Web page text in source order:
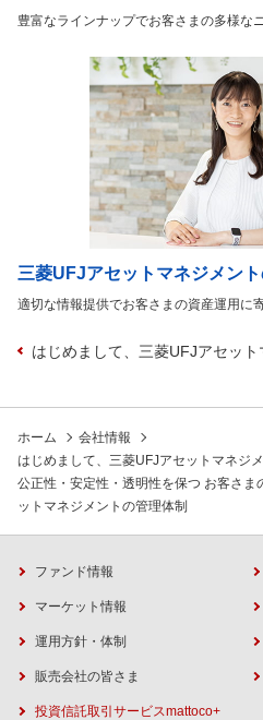
豊富なラインナップでお客さまの多様な
三菱UFJアセットマネジメン
適切な情報提供でお客さまの資産運用に
はじめまして、三菱UFJアセッ
ホーム
会社情報
はじめまして、三菱UFJアセットマネジ
公正性・安定性・透明性を保つ お客さ
ットマネジメントの管理体制
ファンド情報
マーケット情報
運用方針・体制
販売会社の皆さま
投資信託取引サービスmattoco+